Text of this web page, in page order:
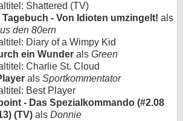
Shattered (TV)
Tagebuch - Von Idioten umzingelt! als
den 80ern
Diary of a Wimpy Kid
ein Wunder als Green
Charlie St. Cloud
als Sportkommentator
Best Player
- Das Spezialkommando (#2.08
(TV) als Donnie